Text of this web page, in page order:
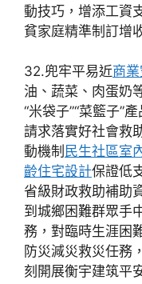
動技巧，增添工資
貧家庭精準制訂增
32.兜牢平易近商
油、蔬菜、肉蛋奶
“米袋子”“菜籃子”
請求落實好社會救
動機制 民生社區室
齡住宅設計保證低
省級財政救助補助
到城鄉困難群眾手
務，對臨時生涯困
防災減災救災任務
刻開展衡宇建筑平